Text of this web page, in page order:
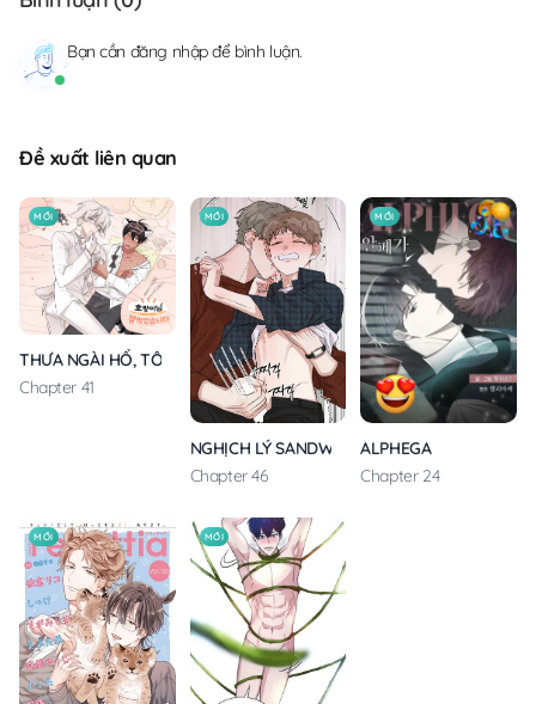
Bạn cần đăng nhậpđể bình luận.
Đề xuất liên quan
MỚI
THƯA NGÀI HỔ, TÔI ĐÃ ĂN RẤT NGON MIỆNG
Chapter 41
MỚI
NGHỊCH LÝ SANDWICH
Chapter 46
MỚI
ALPHEGA
Chapter 24
MỚI MỚI